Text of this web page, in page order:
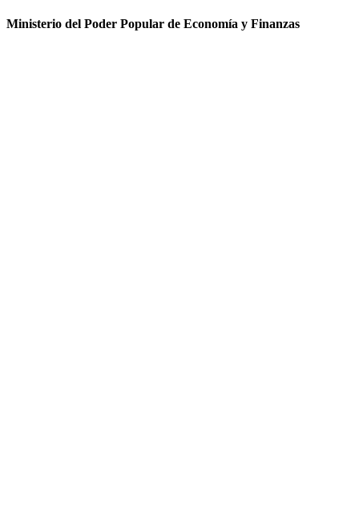
Ministerio del Poder Popular de Economía y Finanzas